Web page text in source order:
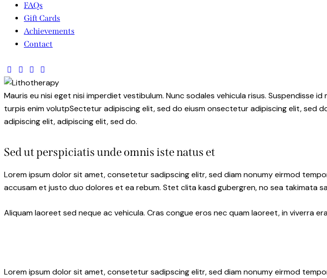
FAQs
Gift Cards
Achievements
Contact
Mauris eu nisi eget nisi imperdiet vestibulum. Nunc sodales vehicula risus.
turpis enim volutpSectetur adipiscing elit, sed do eiusm onsectetur adipiscing elit,
adipiscing elit, adipiscing elit, sed do.
Sed ut perspiciatis unde omnis iste natus et
Lorem ipsum dolor sit amet, consetetur sadipscing elitr, sed diam nonumy eirmod
accusam et justo duo dolores et ea rebum. Stet clita kasd gubergren, no sea takimata
Aliquam laoreet sed neque ac vehicula. Cras congue eros nec quam laoreet, in viverra
Lorem ipsum dolor sit amet, consetetur sadipscing elitr, sed diam nonumy eirmod